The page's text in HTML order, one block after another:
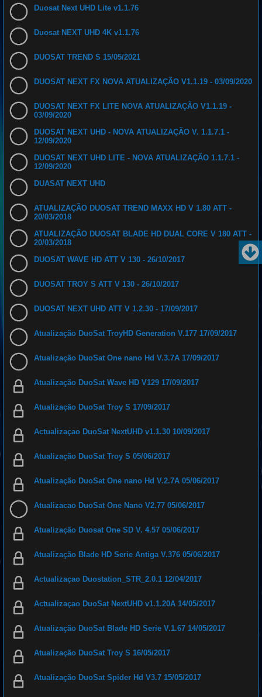
Duosat Next UHD Lite v1.1.76
Duosat NEXT UHD 4K v1.1.76
DUOSAT TREND S 15/05/2021
DUOSAT NEXT FX NOVA ATUALIZAÇÃO V1.1.19 - 03/09/2020
DUOSAT NEXT FX LITE NOVA ATUALIZAÇÃO V1.1.19 -
03/09/2020
DUOSAT NEXT UHD - NOVA ATUALIZAÇÃO V. 1.1.7.1 -
12/09/2020
DUOSAT NEXT UHD LITE - NOVA ATUALIZAÇÃO 1.1.7.1 -
12/09/2020
DUASAT NEXT UHD
ATUALIZAÇÃO DUOSAT TREND MAXX HD V 1.80 ATT -
20/03/2018
ATUALIZAÇÃO DUOSAT BLADE HD DUAL CORE V 180 ATT -
20/03/2018
DUOSAT WAVE HD ATT V 130 - 26/10/2017
DUOSAT TROY S ATT V 130 - 26/10/2017
DUOSAT NEXT UHD ATT V 1.2.30 - 17/09/2017
Atualização DuoSat TroyHD Generation V.177 17/09/2017
Atualização DuoSat One nano Hd V.3.7A 17/09/2017
Atualização DuoSat Wave HD V129 17/09/2017
Atualização DuoSat Troy S 17/09/2017
Actualizaçao DuoSat NextUHD v1.1.30 10/09/2017
Atualização DuoSat Troy S 05/06/2017
Atualização DuoSat One nano Hd V.2.7A 05/06/2017
Atualizacao DuoSat One Nano V2.77 05/06/2017
Atualização Duosat One SD V. 4.57 05/06/2017
Atualização Blade HD Serie Antiga V.376 05/06/2017
Actualizaçao Duostation_STR_2.0.1 12/04/2017
Actualizaçao DuoSat NextUHD v1.1.20A 14/05/2017
Atualização DuoSat Blade HD Serie V.1.67 14/05/2017
Atualização DuoSat Troy S 16/05/2017
Atualização DuoSat Spider Hd V3.7 15/05/2017